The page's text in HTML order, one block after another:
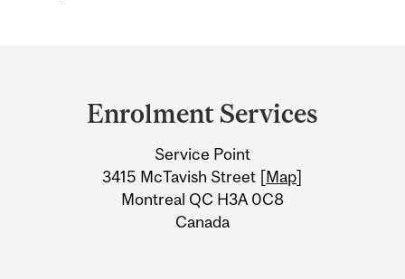
Information
Enrolment Services
Service Point
3415 McTavish Street [Map]
Montreal QC H3A 0C8
Canada